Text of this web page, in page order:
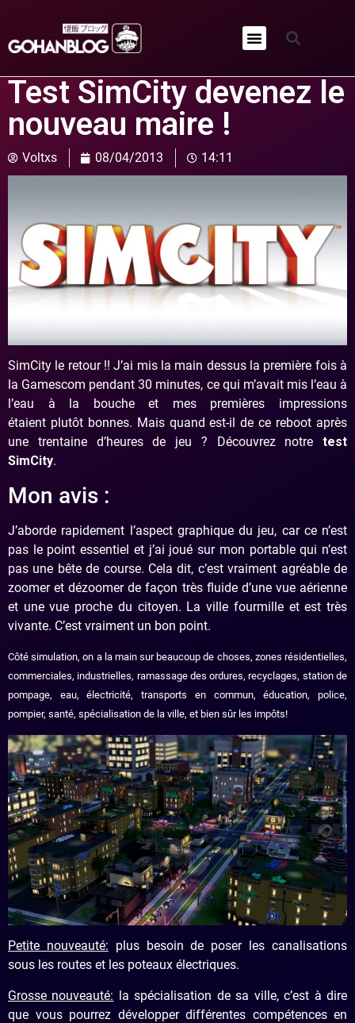
Test SimCity devenez le
nouveau maire !
Voltxs 08/04/2013 14:11
SimCity le retour !! J’ai mis la main dessus la première fois à
la Gamescom pendant 30 minutes, ce qui m’avait mis l’eau à
l’eau à la bouche et mes premières impressions
étaient plutôt bonnes. Mais quand est-il de ce reboot après
une trentaine d’heures de jeu ? Découvrez notre test
SimCity.
Mon avis :
J’aborde rapidement l’aspect graphique du jeu, car ce n’est
pas le point essentiel et j’ai joué sur mon portable qui n’est
pas une bête de course. Cela dit, c’est vraiment agréable de
zoomer et dézoomer de façon très fluide d’une vue aérienne
et une vue proche du citoyen. La ville fourmille et est très
vivante. C’est vraiment un bon point.
Côté simulation, on a la main sur beaucoup de choses, zones résidentielles,
commerciales, industrielles, ramassage des ordures, recyclages, station de
pompage, eau, électricité, transports en commun, éducation, police,
pompier, santé, spécialisation de la ville, et bien sûr les impôts!
Petite nouveauté: plus besoin de poser les canalisations
sous les routes et les poteaux électriques.
Grosse nouveauté: la spécialisation de sa ville, c’est à dire
que vous pourrez développer différentes compétences en